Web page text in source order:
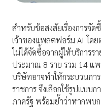
สำหรับข้อสงสัยเรื่องการจั
เจ้าของแพลตฟอร์ม AI โดย
ไม่ได้จัดซื้อจากผู้ให้บริการร
ประมาณ 8 ราย รวม 14 แ
บริษัทอาจทำให้กระบวนกา
ราชการ จึงเลือกใช้รูปแบบ
ภาครัฐ พร้อมย้ำว่าหากพบ